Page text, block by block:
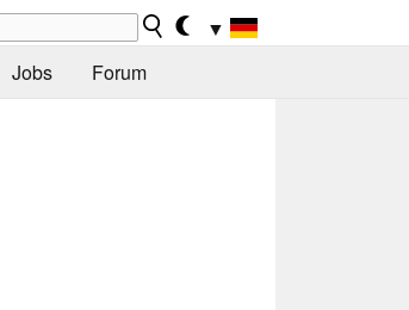
▼
Jobs Forum